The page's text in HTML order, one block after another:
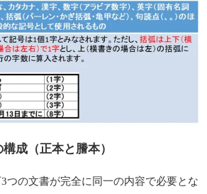
成（正本と謄本）
つの文書が完全に同一の内容で必要とな